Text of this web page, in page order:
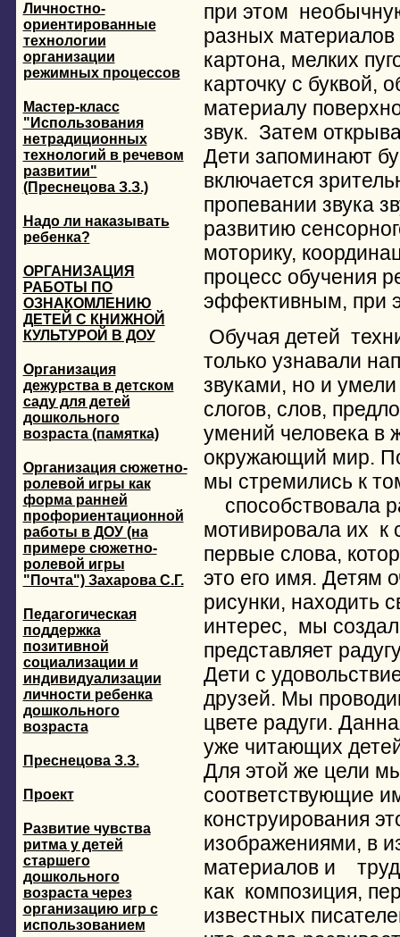
при этом
разных
картона, мелких
карточку с буквой,
материалу
звук. Затем
Дети запоминают
включается
пропевании звука
развитию
моторику,
процесс обучения
эффективным, при
Обучая детей
только узнавали
звуками, но и
слогов, слов,
умений человека в
окружающий мир.
мы стремились к
способствовала
мотивировала их
первые слова,
это его имя. Детям
рисунки, находить
интерес, мы
представляет
Дети с
друзей. Мы
цвете радуги.
уже читающих
Для этой же цели
соответствующие
конструирования
изображениями, в
материалов и
как композиция,
известных
Личностно-
ориентированные
технологии
организации
режимных процессов
Мастер-класс
"Использования
нетрадиционных
технологий в речевом
развитии"
(Преснецова З.З.)
Надо ли наказывать
ребенка?
ОРГАНИЗАЦИЯ
РАБОТЫ ПО
ОЗНАКОМЛЕНИЮ
ДЕТЕЙ С КНИЖНОЙ
КУЛЬТУРОЙ В ДОУ
Организация
дежурства в детском
саду для детей
дошкольного
возраста (памятка)
Организация сюжетно-
ролевой игры как
форма ранней
профориентационной
работы в ДОУ (на
примере сюжетно-
ролевой игры
"Почта") Захарова С.Г.
Педагогическая
поддержка
позитивной
социализации и
индивидуализации
личности ребенка
дошкольного
возраста
Преснецова З.З.
Проект
Развитие чувства
ритма у детей
старшего
дошкольного
возраста через
организацию игр с
использованием